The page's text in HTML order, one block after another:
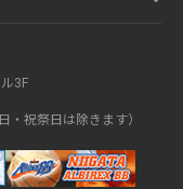
3F
・祝祭日は除きます）